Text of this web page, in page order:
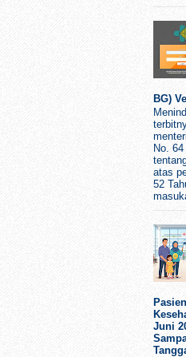
BG)
No.
atas
52
Juni